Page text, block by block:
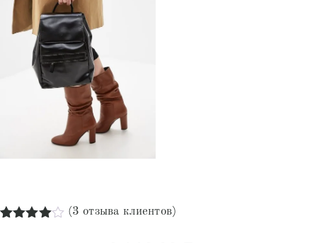
(3 отзыва клиентов)